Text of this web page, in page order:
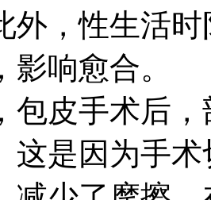
外，性生活
响愈合。
皮手术后，
这是因为手